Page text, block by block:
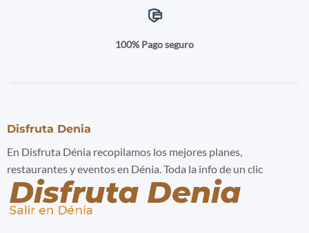
100% Pago seguro
Disfruta Denia
En Disfruta Dénia recopilamos los mejores planes,
restaurantes y eventos en Dénia. Toda la info de un clic